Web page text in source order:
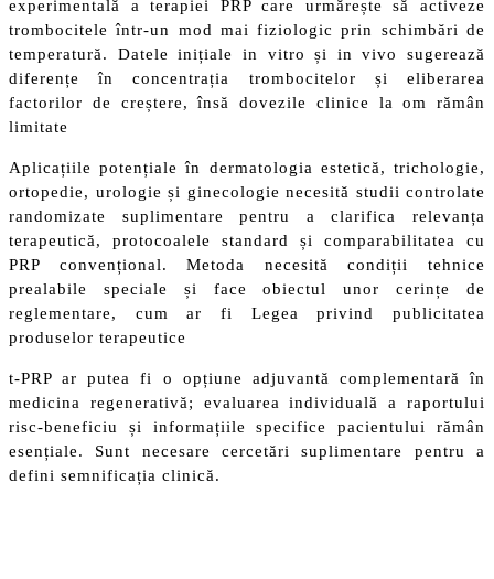
experimentală a terapiei PRP care urmărește să activeze
trombocitele într-un mod mai fiziologic prin schimbări de
temperatură. Datele inițiale in vitro și in vivo sugerează
diferențe în concentrația trombocitelor și eliberarea
factorilor de creștere, însă dovezile clinice la om rămân
limitate
Aplicațiile potențiale în dermatologia estetică, trichologie,
ortopedie, urologie și ginecologie necesită studii controlate
randomizate suplimentare pentru a clarifica relevanța
terapeutică, protocoalele standard și comparabilitatea cu
PRP convențional. Metoda necesită condiții tehnice
prealabile speciale și face obiectul unor cerințe de
reglementare, cum ar fi Legea privind publicitatea
produselor terapeutice
t-PRP ar putea fi o opțiune adjuvantă complementară în
medicina regenerativă; evaluarea individuală a raportului
risc-beneficiu și informațiile specifice pacientului rămân
esențiale. Sunt necesare cercetări suplimentare pentru a
defini semnificația clinică.